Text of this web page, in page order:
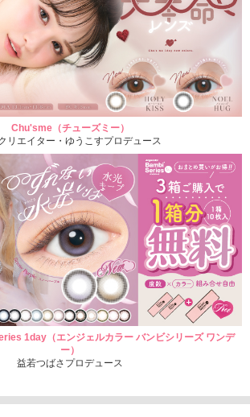
Chu'sme（チューズミー）
リエイター・ゆうこすプロデュース
1day（エンジェルカラー バンビシリーズ ワンデ
ー）
益若つばさプロデュース